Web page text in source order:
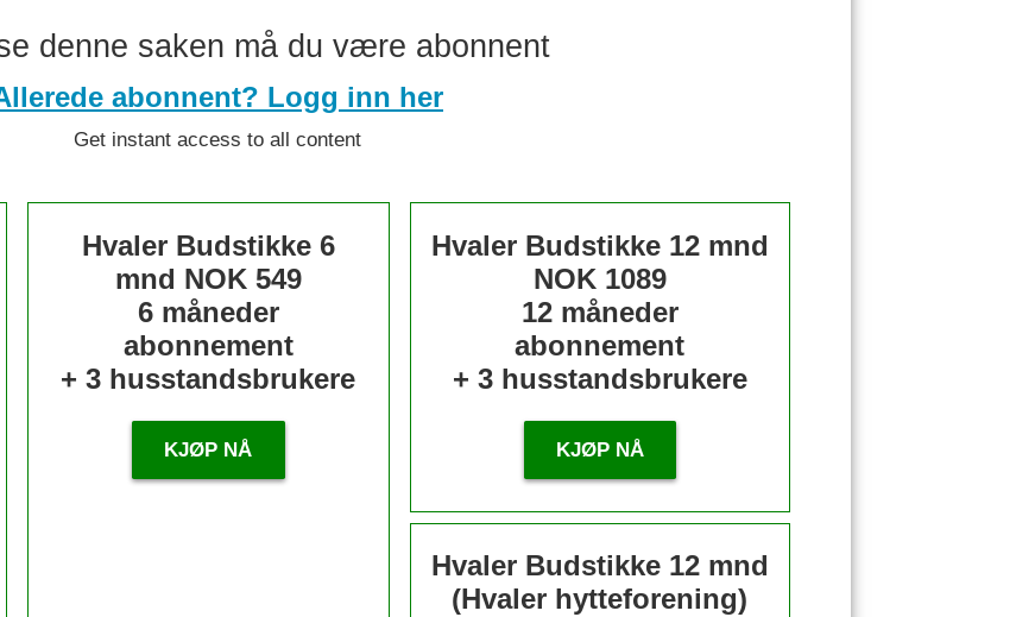
denne saken må du være abonnent
abonnent? Logg inn her
Get instant access to all content
Hvaler Budstikke 6
mnd NOK 549
6 måneder
abonnement
+ 3 husstandsbrukere
KJØP NÅ
Hvaler Budstikke 12 mnd
NOK 1089
12 måneder
abonnement
+ 3 husstandsbrukere
KJØP NÅ
Hvaler Budstikke 12 mnd
(Hvaler hytteforening)